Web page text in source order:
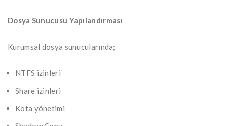
Dosya Sunucusu Yapılandırması
Kurumsal dosya sunucularında;
NTFS izinleri
Share izinleri
Kota yönetimi